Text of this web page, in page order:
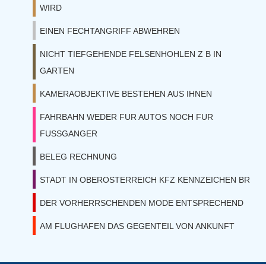
WIRD
EINEN FECHTANGRIFF ABWEHREN
NICHT TIEFGEHENDE FELSENHOHLEN Z B IN
GARTEN
KAMERAOBJEKTIVE BESTEHEN AUS IHNEN
FAHRBAHN WEDER FUR AUTOS NOCH FUR
FUSSGANGER
BELEG RECHNUNG
STADT IN OBEROSTERREICH KFZ KENNZEICHEN BR
DER VORHERRSCHENDEN MODE ENTSPRECHEND
AM FLUGHAFEN DAS GEGENTEIL VON ANKUNFT